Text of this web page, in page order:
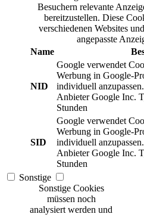
Besuchern relevante
bereitzustellen. Diese
verschiedenen Websites
angepasste
Name
NID
Google verwendet
Werbung in Google-
individuell anzupassen.
Anbieter Google Inc.
Stunden
SID
Google verwendet
Werbung in Google-
individuell anzupassen.
Anbieter Google Inc.
Stunden
Sonstige
Sonstige Cookies
müssen noch
analysiert werden und